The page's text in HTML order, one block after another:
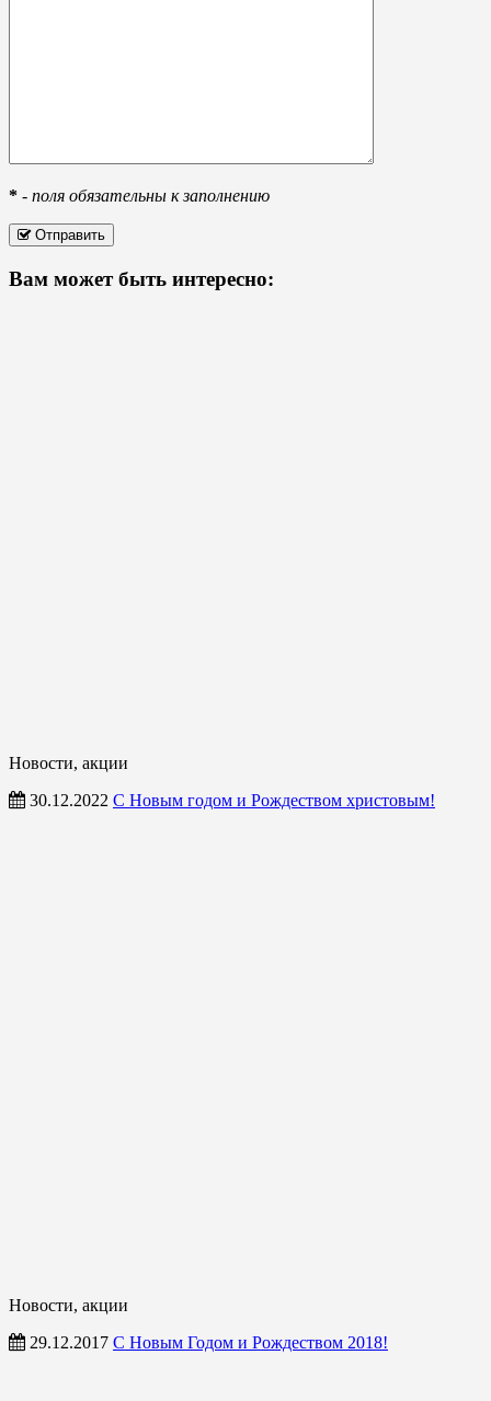
* - поля обязательны к заполнению
Отправить
Вам может быть интересно:
Новости, акции
30.12.2022 С Новым годом и Рождеством христовым!
Новости, акции
29.12.2017 С Новым Годом и Рождеством 2018!